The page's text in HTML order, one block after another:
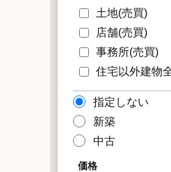
土地(売買)
店舗(売買)
事務所(売買)
住宅以外建物
指定しない
新築
中古
価格